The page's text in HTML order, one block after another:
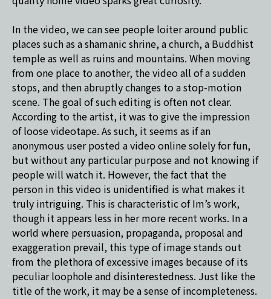
In the video, we can see people loiter around public
places such as a shamanic shrine, a church, a Buddhist
temple as well as ruins and mountains. When moving
from one place to another, the video all of a sudden
stops, and then abruptly changes to a stop-motion
scene. The goal of such editing is often not clear.
According to the artist, it was to give the impression
of loose videotape. As such, it seems as if an
anonymous user posted a video online solely for fun,
but without any particular purpose and not knowing if
people will watch it. However, the fact that the
person in this video is unidentified is what makes it
truly intriguing. This is characteristic of Im’s work,
though it appears less in her more recent works. In a
world where persuasion, propaganda, proposal and
exaggeration prevail, this type of image stands out
from the plethora of excessive images because of its
peculiar loophole and disinterestedness. Just like the
title of the work, it may be a sense of incompleteness.